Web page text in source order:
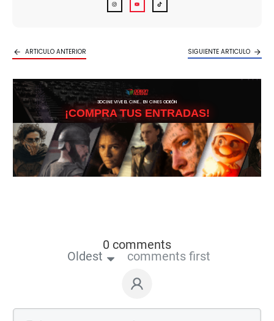
ARTICULO ANTERIOR SIGUIENTE ARTICULO
3DCINE VIVE EL CINE… EN CINES ODEÓN
¡COMPRA TUS ENTRADAS!
0 comments
Oldest comments first